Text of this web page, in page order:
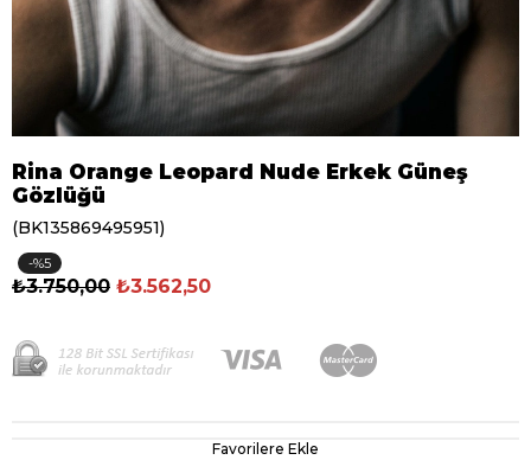
Rina Orange Leopard Nude Erkek Güneş
Gözlüğü
(BK135869495951)
5
₺3.750,00 ₺3.562,50
Favorilere Ekle